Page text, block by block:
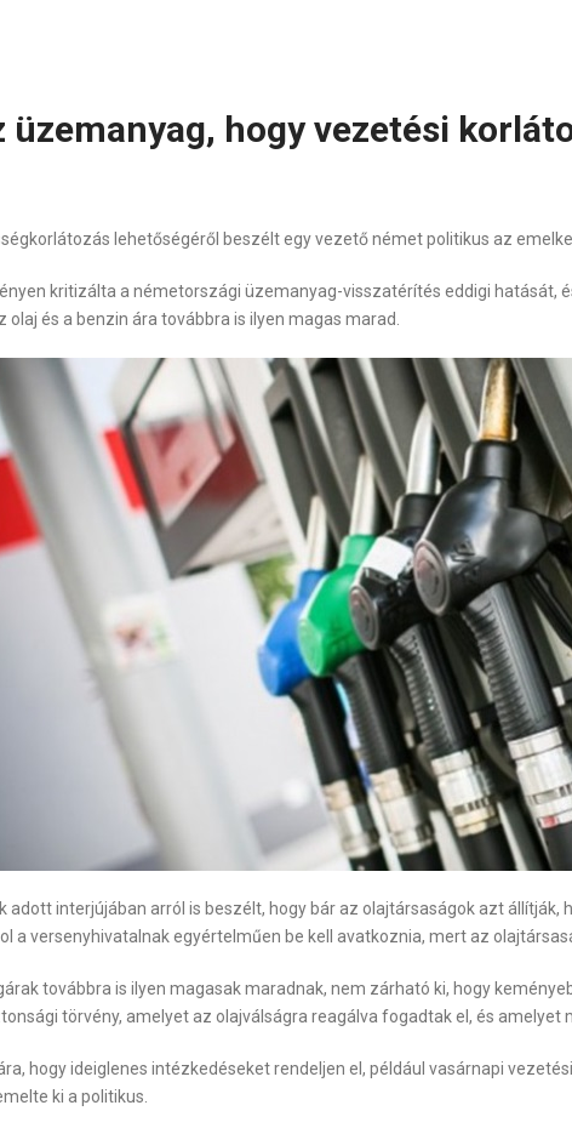
üzemanyag, hogy vezetési
lehetőségéről beszélt egy vezető német politikus az
kritizálta a németországi üzemanyag-visszatérítés eddigi hatását,
és a benzin ára továbbra is ilyen magas marad.
adott interjújában arról is beszélt, hogy bár az olajtársaságok azt
a versenyhivatalnak egyértelműen be kell avatkoznia, mert az
továbbra is ilyen magasak maradnak, nem zárható ki, hogy
törvény, amelyet az olajválságra reagálva fogadtak el, és amelyet
hogy ideiglenes intézkedéseket rendeljen el, például vasárnapi
ki a politikus.